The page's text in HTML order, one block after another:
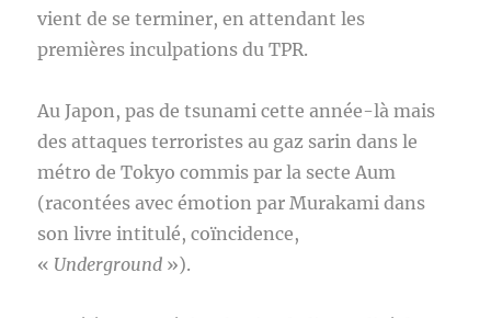
vient de se terminer, en attendant les
premières inculpations du TPR.
Au Japon, pas de tsunami cette année-là mais
des attaques terroristes au gaz sarin dans le
métro de Tokyo commis par la secte Aum
(racontées avec émotion par Murakami dans
son livre intitulé, coïncidence,
« Underground »).